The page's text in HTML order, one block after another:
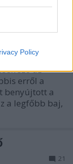
Policy
és
szó az
erről a
benyújtott a
a legfőbb baj,
21